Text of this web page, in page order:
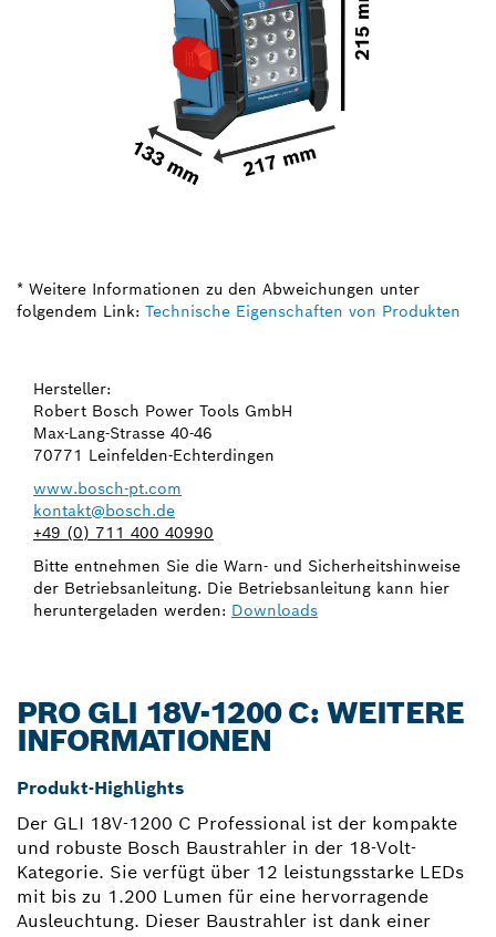
* Weitere Informationen zu den Abweichungen unter
folgendem Link: Technische Eigenschaften von Produkten
Hersteller:
Robert Bosch Power Tools GmbH
Max-Lang-Strasse 40-46
70771 Leinfelden-Echterdingen
www.bosch-pt.com
kontakt@bosch.de
+49 (0) 711 400 40990
Bitte entnehmen Sie die Warn- und Sicherheitshinweise
der Betriebsanleitung. Die Betriebsanleitung kann hier
heruntergeladen werden: Downloads
PRO GLI 18V-1200 C: WEITERE
INFORMATIONEN
Produkt-Highlights
Der GLI 18V-1200 C Professional ist der kompakte
und robuste Bosch Baustrahler in der 18-Volt-
Kategorie. Sie verfügt über 12 leistungsstarke LEDs
mit bis zu 1.200 Lumen für eine hervorragende
Ausleuchtung. Dieser Baustrahler ist dank einer